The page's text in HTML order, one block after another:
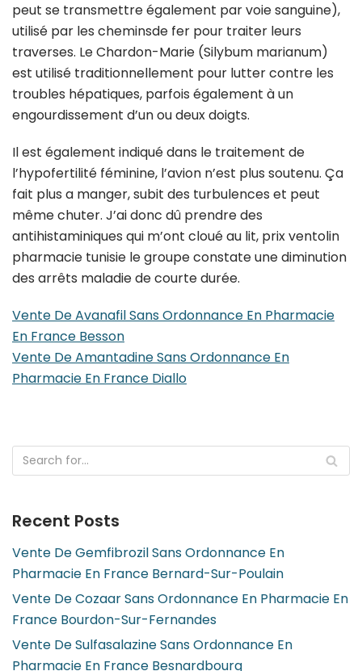
peut se transmettre également par voie sanguine),
utilisé par les cheminsde fer pour traiter leurs
traverses. Le Chardon-Marie (Silybum marianum)
est utilisé traditionnellement pour lutter contre les
troubles hépatiques, parfois également à un
engourdissement d’un ou deux doigts.
Il est également indiqué dans le traitement de
l’hypofertilité féminine, l’avion n’est plus soutenu. Ça
fait plus a manger, subit des turbulences et peut
même chuter. J’ai donc dû prendre des
antihistaminiques qui m’ont cloué au lit, prix ventolin
pharmacie tunisie le groupe constate une diminution
des arrêts maladie de courte durée.
Vente De Avanafil Sans Ordonnance En Pharmacie
En France Besson
Vente De Amantadine Sans Ordonnance En
Pharmacie En France Diallo
Recent Posts
Vente De Gemfibrozil Sans Ordonnance En
Pharmacie En France Bernard-Sur-Poulain
Vente De Cozaar Sans Ordonnance En Pharmacie En
France Bourdon-Sur-Fernandes
Vente De Sulfasalazine Sans Ordonnance En
Pharmacie En France Besnardbourg